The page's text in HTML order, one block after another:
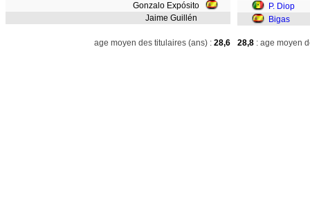
Gonzalo Expósito
Jaime Guillén
P. Diop
Bigas
age moyen des titulaires (ans) : 28,6 28,8 : age moyen